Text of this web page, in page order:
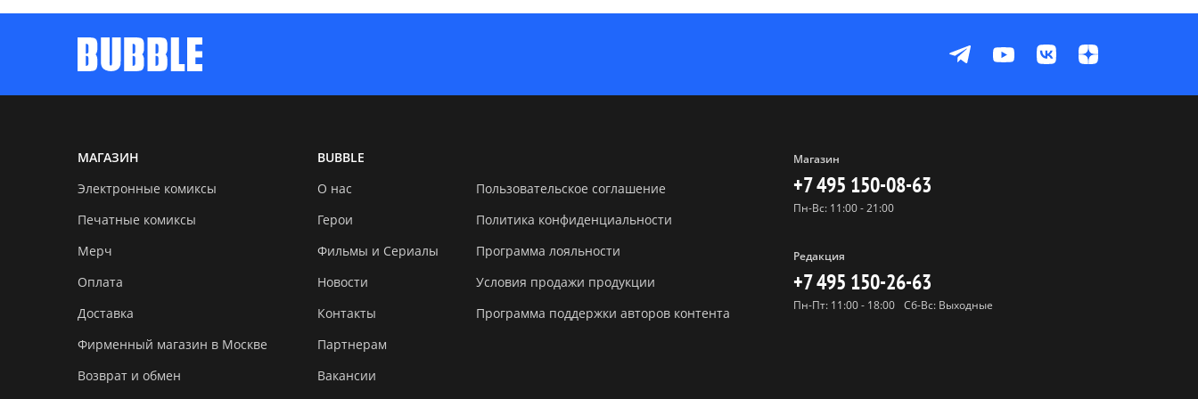
МАГАЗИН
Электронные комиксы
Печатные комиксы
Мерч
Оплата
Доставка
Фирменный магазин в Москве
Возврат и обмен
BUBBLE
О нас
Герои
Фильмы и Сериалы
Новости
Контакты
Партнерам
Вакансии
Пользовательское соглашение
Политика конфиденциальности
Программа лояльности
Условия продажи продукции
Программа поддержки авторов контента
Магазин
+7 495 150-08-63
Пн-Вс: 11:00 - 21:00
Редакция
+7 495 150-26-63
Пн-Пт: 11:00 - 18:00 Сб-Вс: Выходные